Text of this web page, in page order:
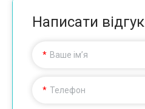
Написати відгук
Ваше ім’я
Телефон